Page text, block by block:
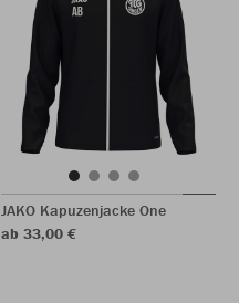
JAKO Kapuzenjacke One
ab 33,00 €